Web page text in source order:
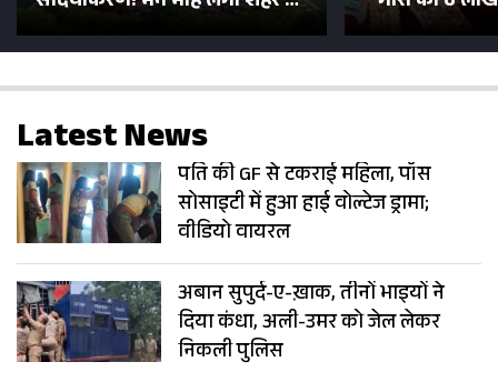
सड़कें; देखें Photos
500 भक्तों
Latest News
पति की GF से टकराई महिला, पॉस
सोसाइटी में हुआ हाई वोल्टेज ड्रामा;
वीडियो वायरल
अबान सुपुर्द-ए-ख़ाक, तीनों भाइयों ने
दिया कंधा, अली-उमर को जेल लेकर
निकली पुलिस